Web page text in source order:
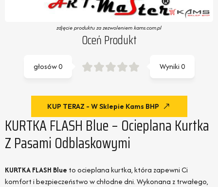
zdjęcie produktu za zezwoleniem kams.com.pl
Oceń Produkt
Wyniki0
głosów0
KUP TERAZ - W Sklepie Kams BHP
KURTKA FLASH Blue – Ocieplana Kurtka
Z Pasami Odblaskowymi
KURTKA FLASH Blue to ocieplana kurtka, która zapewni Ci
komfort i bezpieczeństwo w chłodne dni. Wykonana z trwałego,